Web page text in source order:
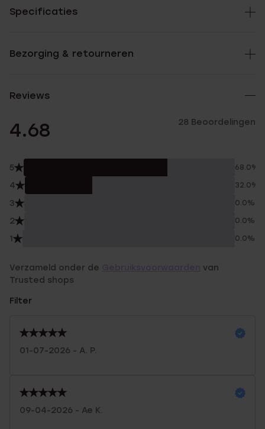
Specificaties
Bezorging & retourneren
Reviews
4.68 28 Beoordelingen
5 68.0%
4 32.0%
3 0.0%
2 0.0%
1 0.0%
Verzameld onder de
van
Trusted shops
Filter
01-07-2026 - A. P.
09-04-2026 - Ae K.